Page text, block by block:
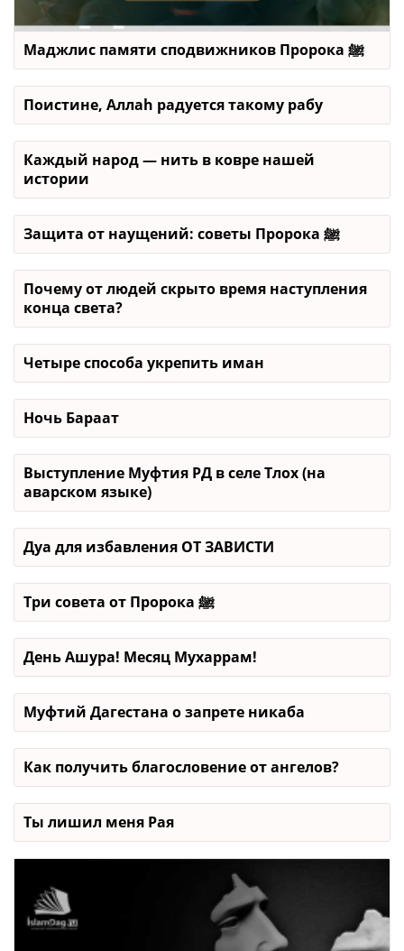
Маджлис памяти сподвижников Пророка ﷺ
Поистине, Аллаh радуется такому рабу
Каждый народ — нить в ковре нашей
истории
Защита от наущений: советы Пророка ﷺ
Почему от людей скрыто время наступления
конца света?
Четыре способа укрепить иман
Ночь Бараат
Выступление Муфтия РД в селе Тлох (на
аварском языке)
Дуа для избавления ОТ ЗАВИСТИ
Три совета от Пророка ﷺ
День Ашура! Месяц Мухаррам!
Муфтий Дагестана о запрете никаба
Как получить благословение от ангелов?
Ты лишил меня Рая